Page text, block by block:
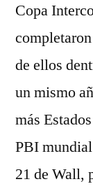
Copa
de ellos
un mismo
más
PBI
21 de Wall,